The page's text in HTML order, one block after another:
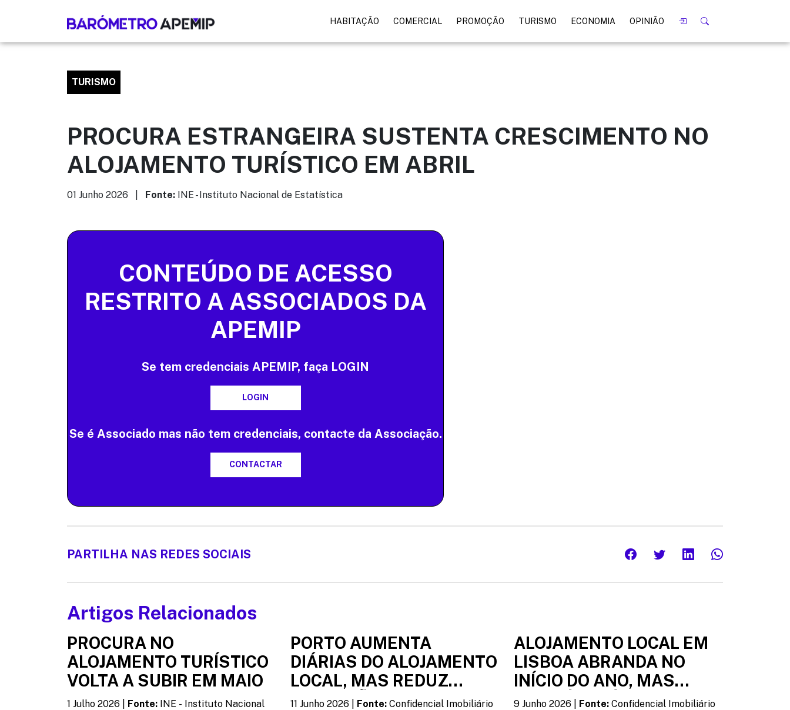
HABITAÇÃO COMERCIAL PROMOÇÃO TURISMO ECONOMIA OPINIÃO
TURISMO
PROCURA ESTRANGEIRA SUSTENTA CRESCIMENTO NO
ALOJAMENTO TURÍSTICO EM ABRIL
01 Junho 2026 | Fonte: INE - Instituto Nacional de Estatística
CONTEÚDO DE ACESSO
RESTRITO A ASSOCIADOS DA
APEMIP
Se tem credenciais APEMIP, faça LOGIN
LOGIN
Se é Associado mas não tem credenciais, contacte da Associação.
CONTACTAR
PARTILHA NAS REDES SOCIAIS
Artigos Relacionados
PROCURA NO
ALOJAMENTO TURÍSTICO
VOLTA A SUBIR EM MAIO
1 Julho 2026 | Fonte: INE - Instituto Nacional
PORTO AUMENTA
DIÁRIAS DO ALOJAMENTO
LOCAL, MAS REDUZ
OCUPAÇÃO
11 Junho 2026 | Fonte: Confidencial Imobiliário
ALOJAMENTO LOCAL EM
LISBOA ABRANDA NO
INÍCIO DO ANO, MAS
MANTÉM DIÁRIAS
9 Junho 2026 | Fonte: Confidencial Imobiliário